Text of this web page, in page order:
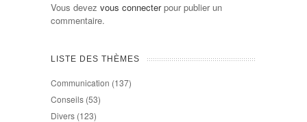
Vous devez vous connecterpour publier un
commentaire.
LISTE DES THÈMES
Communication (137)
Conseils (53)
Divers (123)